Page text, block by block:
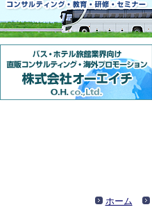
ホーム